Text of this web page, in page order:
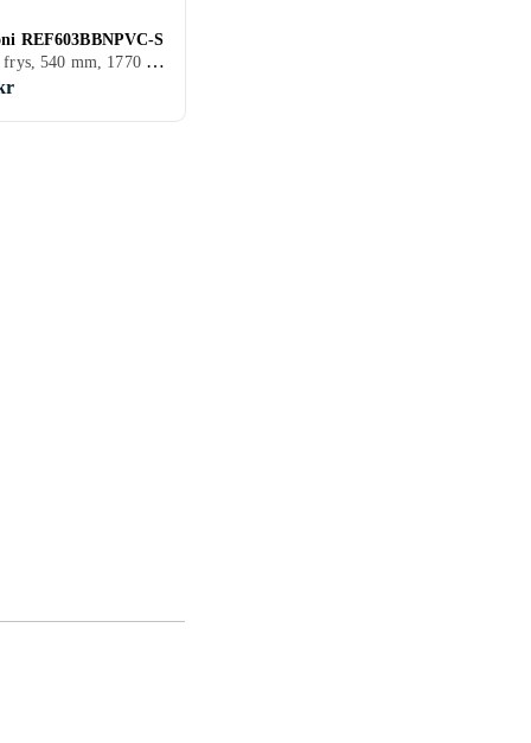
REF603BBNPVC-S
Kyl över frys, 540 mm, 1770 mm, Vit, Integrerad